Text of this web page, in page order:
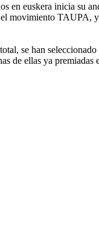
en euskera inicia su
el movimiento TAUPA, y
se han
de ellas ya premiadas